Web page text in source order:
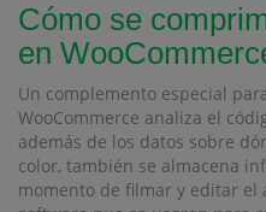
Cómo se
en
Un complemento especial
WooCommerce analiza el
además de los datos sobre
color, también se almacena
momento de filmar y editar el